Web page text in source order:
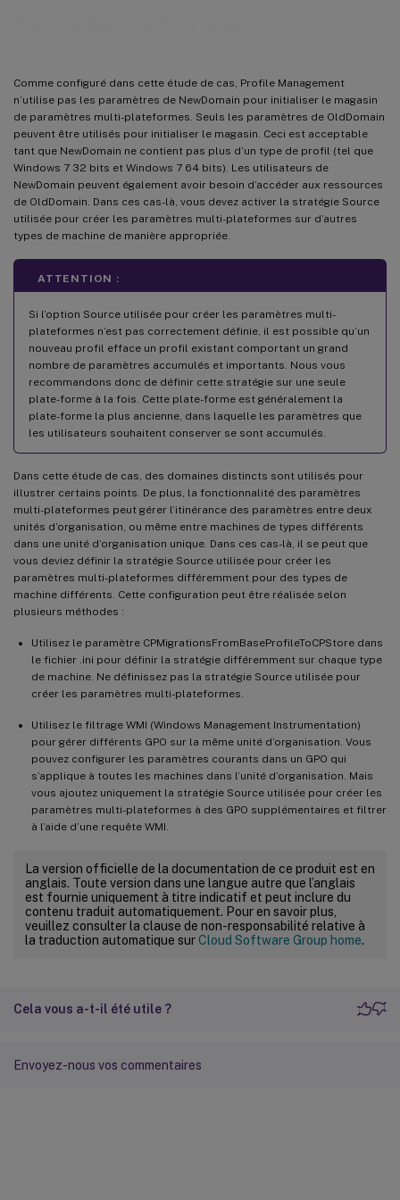
Comme configuré dans cette étude de cas, Profile Management
n’utilise pas les paramètres de NewDomain pour initialiser le magasin
de paramètres multi-plateformes. Seuls les paramètres de OldDomain
peuvent être utilisés pour initialiser le magasin. Ceci est acceptable
tant que NewDomain ne contient pas plus d’un type de profil (tel que
Windows 7 32 bits et Windows 7 64 bits). Les utilisateurs de
NewDomain peuvent également avoir besoin d’accéder aux ressources
de OldDomain. Dans ces cas-là, vous devez activer la stratégie Source
utilisée pour créer les paramètres multi-plateformes sur d’autres
types de machine de manière appropriée.
ATTENTION :
Si l’option Source utilisée pour créer les paramètres multi-
plateformes n’est pas correctement définie, il est possible qu’un
nouveau profil efface un profil existant comportant un grand
nombre de paramètres accumulés et importants. Nous vous
recommandons donc de définir cette stratégie sur une seule
plate-forme à la fois. Cette plate-forme est généralement la
plate-forme la plus ancienne, dans laquelle les paramètres que
les utilisateurs souhaitent conserver se sont accumulés.
Dans cette étude de cas, des domaines distincts sont utilisés pour
illustrer certains points. De plus, la fonctionnalité des paramètres
multi-plateformes peut gérer l’itinérance des paramètres entre deux
unités d’organisation, ou même entre machines de types différents
dans une unité d’organisation unique. Dans ces cas-là, il se peut que
vous deviez définir la stratégie Source utilisée pour créer les
paramètres multi-plateformes différemment pour des types de
machine différents. Cette configuration peut être réalisée selon
plusieurs méthodes :
Utilisez le paramètre CPMigrationsFromBaseProfileToCPStore dans
le fichier .ini pour définir la stratégie différemment sur chaque type
de machine. Ne définissez pas la stratégie Source utilisée pour
créer les paramètres multi-plateformes.
Utilisez le filtrage WMI (Windows Management Instrumentation)
pour gérer différents GPO sur la même unité d’organisation. Vous
pouvez configurer les paramètres courants dans un GPO qui
s’applique à toutes les machines dans l’unité d’organisation. Mais
vous ajoutez uniquement la stratégie Source utilisée pour créer les
paramètres multi-plateformes à des GPO supplémentaires et filtrer
à l’aide d’une requête WMI.
La version officielle de la documentation de ce produit est en
anglais. Toute version dans une langue autre que l’anglais
est fournie uniquement à titre indicatif et peut inclure du
contenu traduit automatiquement. Pour en savoir plus,
veuillez consulter la clause de non-responsabilité relative à
la traduction automatique surCloud Software Group home.
Cela vous a-t-il été utile ?
Envoyez-nous vos commentaires